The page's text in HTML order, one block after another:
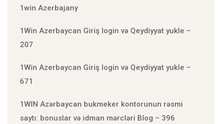
1win Azerbajany
1Win Azerbaycan Giriş login və Qeydiyyat yukle –
207
1Win Azerbaycan Giriş login və Qeydiyyat yukle –
671
1WIN Azərbaycan bukmeker kontorunun rəsmi
saytı: bonuslar və idman mərcləri Blog – 396